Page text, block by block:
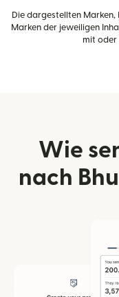
Die dargestellten Marken,
Marken der jeweiligen
mit oder
Wie
nach